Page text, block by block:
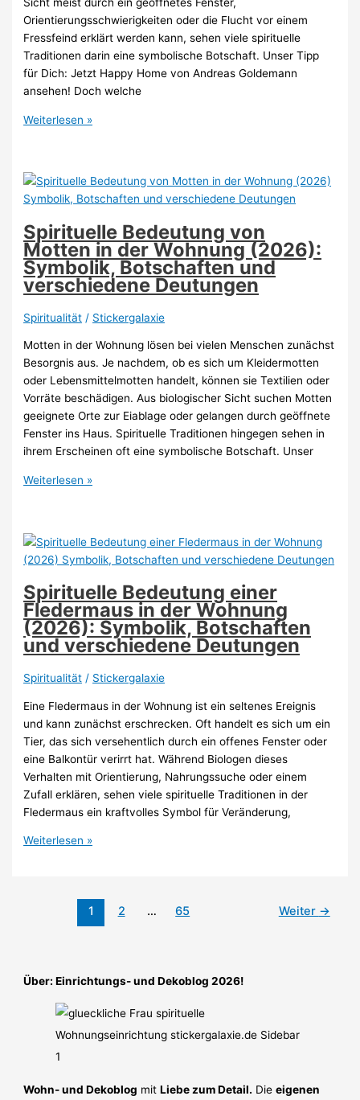
Orientierungsschwierigkeiten oder die Flucht vor einem
Fressfeind erklärt werden kann, sehen viele spirituelle
Traditionen darin eine symbolische Botschaft. Unser Tipp
für Dich: Jetzt Happy Home von Andreas Goldemann
ansehen! Doch welche
Spirituelle
Vogels
in
der
Wohnung
(2026):
Symbolik,
Botschaften
und
verschiedene
Weiterlesen »
Spirituelle Bedeutung von
Motten in der Wohnung (2026):
Symbolik, Botschaften und
verschiedene Deutungen
Spiritualität / Stickergalaxie
Motten in der Wohnung lösen bei vielen Menschen zunächst
Besorgnis aus. Je nachdem, ob es sich um Kleidermotten
oder Lebensmittelmotten handelt, können sie Textilien oder
Vorräte beschädigen. Aus biologischer Sicht suchen Motten
geeignete Orte zur Eiablage oder gelangen durch geöffnete
Fenster ins Haus. Spirituelle Traditionen hingegen sehen in
ihrem Erscheinen oft eine symbolische Botschaft. Unser
Spirituelle
Motten
in
der
Wohnung
(2026):
Symbolik,
Botschaften
und
verschiedene
Weiterlesen »
Spirituelle Bedeutung einer
Fledermaus in der Wohnung
(2026): Symbolik, Botschaften
und verschiedene Deutungen
Spiritualität / Stickergalaxie
Eine Fledermaus in der Wohnung ist ein seltenes Ereignis
und kann zunächst erschrecken. Oft handelt es sich um ein
Tier, das sich versehentlich durch ein offenes Fenster oder
eine Balkontür verirrt hat. Während Biologen dieses
Verhalten mit Orientierung, Nahrungssuche oder einem
Zufall erklären, sehen viele spirituelle Traditionen in der
Fledermaus ein kraftvolles Symbol für Veränderung,
Spirituelle
Symbolik,
verschiedene
Deutungen
Weiterlesen »
1 2 … 65 Weiter →
Über: Einrichtungs- und Dekoblog 2026!
Wohn- und Dekoblog mitLiebe zum Detail. Dieeigenen